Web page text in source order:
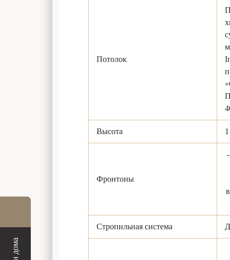
Потолок
Высота
Фронтоны
Стропильная система